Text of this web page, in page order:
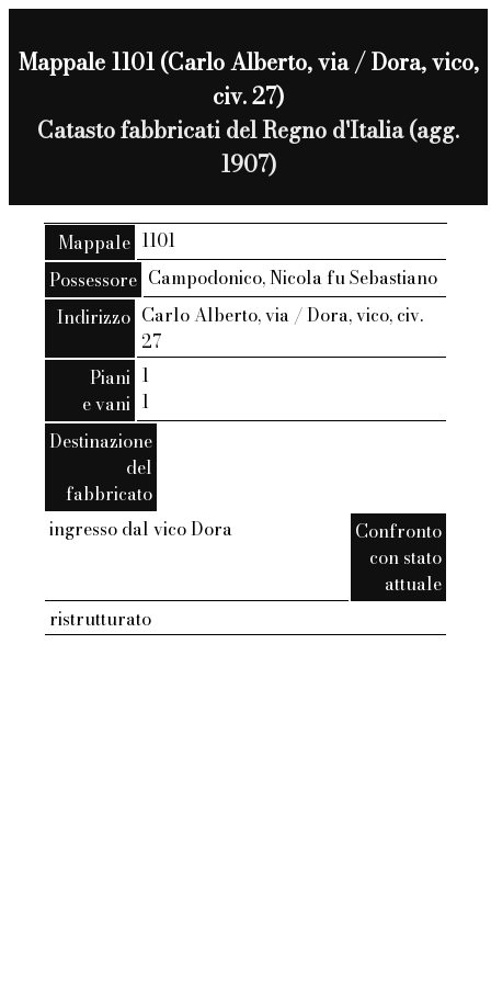
Mappale 1101 (Carlo Alberto, via / Dora, vico,
civ. 27)
Catasto fabbricati del Regno d'Italia (agg.
1907)
Mappale 1101
Possessore Campodonico, Nicola fu Sebastiano
Indirizzo Carlo Alberto, via / Dora, vico, civ.
27
Piani
e vani
1
1
Destinazione
del
fabbricato
ingresso dal vico Dora
Confronto
con stato
attuale
ristrutturato